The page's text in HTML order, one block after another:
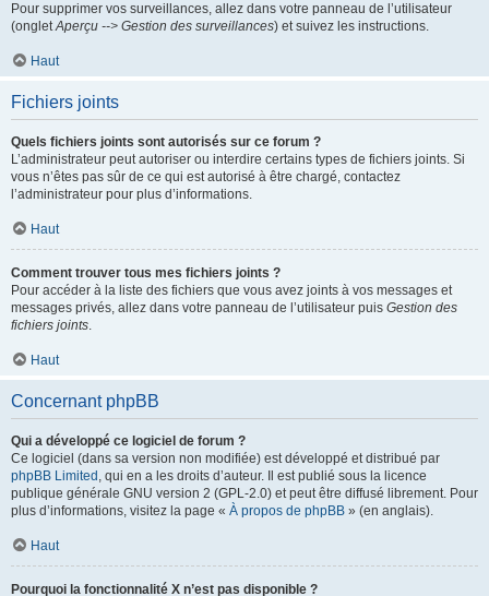
Pour supprimer vos surveillances, allez dans votre panneau de l’utilisateur
(ongletAperçu --> Gestion des surveillances) et suivez les instructions.
Haut
Fichiers joints
Quels fichiers joints sont autorisés sur ce forum ?
L’administrateur peut autoriser ou interdire certains types de fichiers joints. Si
vous n’êtes pas sûr de ce qui est autorisé à être chargé, contactez
l’administrateur pour plus d’informations.
Haut
Comment trouver tous mes fichiers joints ?
Pour accéder à la liste des fichiers que vous avez joints à vos messages et
messages privés, allez dans votre panneau de l’utilisateur puis Gestion des
fichiers joints.
Haut
Concernant phpBB
Qui a développé ce logiciel de forum ?
Ce logiciel (dans sa version non modifiée) est développé et distribué par
phpBB Limited , qui en a les droits d’auteur. Il est publié sous la licence
publique générale GNU version 2 (GPL-2.0) et peut être diffusé librement. Pour
plus d’informations, visitez la page « À propos de phpBB » (en anglais).
Haut
Pourquoi la fonctionnalité X n’est pas disponible ?